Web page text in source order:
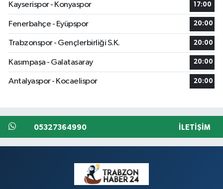
Kayserispor - Konyaspor
17:00
Fenerbahçe - Eyüpspor 20:00
Trabzonspor - Gençlerbirliği S.K. 20:00
Kasımpaşa - Galatasaray 20:00
Antalyaspor - Kocaelispor 20:00
05327364990 İLETIŞIM